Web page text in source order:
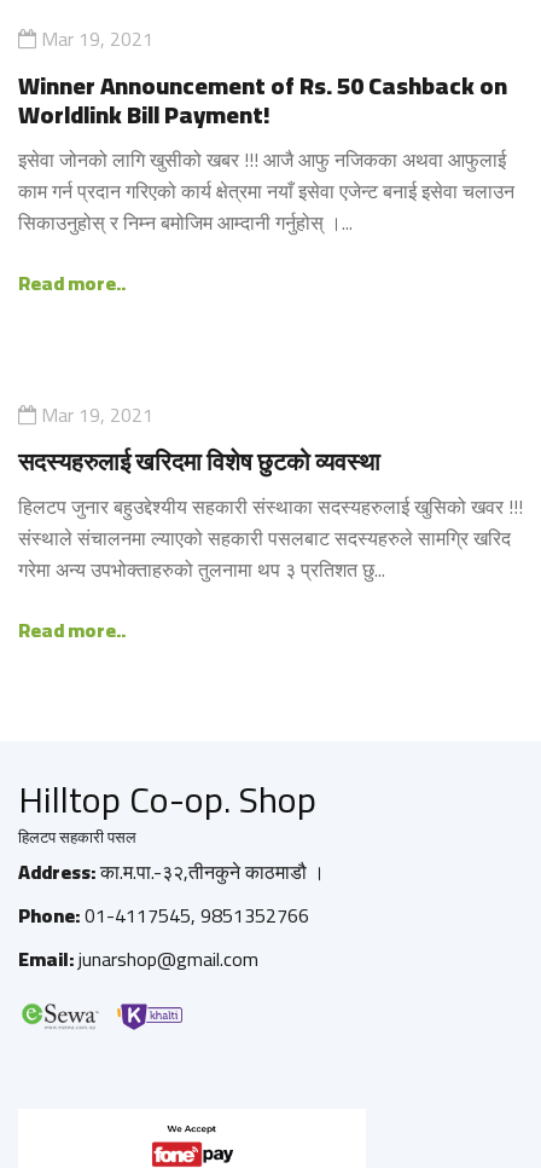
Mar 19, 2021
Winner Announcement of Rs. 50 Cashback on
Worldlink Bill Payment!
इसेवा जोनको लागि खुसीको खबर !!! आजै आफु नजिकका अथवा आफुलाई
काम गर्न प्रदान गरिएको कार्य क्षेत्रमा नयाँ इसेवा एजेन्ट बनाई इसेवा चलाउन
सिकाउनुहोस् र निम्न बमोजिम आम्दानी गर्नुहोस् ।...
Read more..
Mar 19, 2021
सदस्यहरुलाई खरिदमा विशेष छुटको व्यवस्था
हिलटप जुनार बहुउद्देश्यीय सहकारी संस्थाका सदस्यहरुलाई खुसिको खवर !!!
संस्थाले संचालनमा ल्याएको सहकारी पसलबाट सदस्यहरुले सामग्रि खरिद
गरेमा अन्य उपभोक्ताहरुको तुलनामा थप ३ प्रतिशत छु...
Read more..
Hilltop Co-op. Shop
हिलटप सहकारी पसल
Address:का.म.पा.-३२,तीनकुने काठमाडौ ।
Phone:01-4117545, 9851352766
Email:junarshop@gmail.com